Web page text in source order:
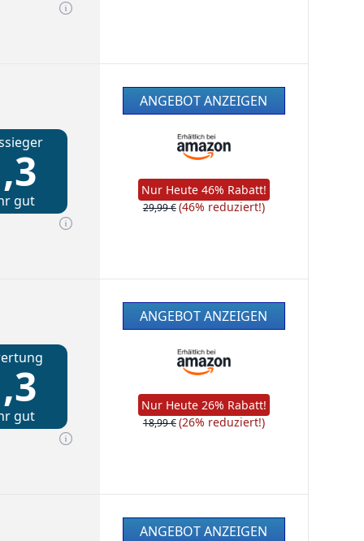
gut
ANGEBOT ANZEIGEN
Nur Heute 46% Rabatt!
29,99 €(46% reduziert!)
gut
ANGEBOT ANZEIGEN
Nur Heute 26% Rabatt!
18,99 €(26% reduziert!)
ANGEBOT ANZEIGEN